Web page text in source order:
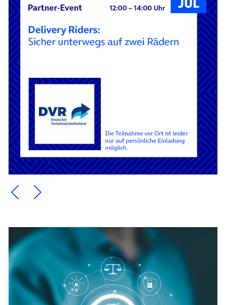
Ein Element zurück blättern
Ein Element weiter blättern